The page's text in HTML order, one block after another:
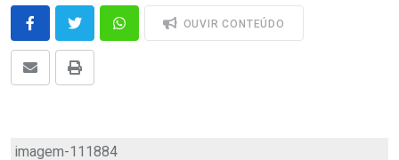
OUVIR CONTEÚDO
imagem-111884